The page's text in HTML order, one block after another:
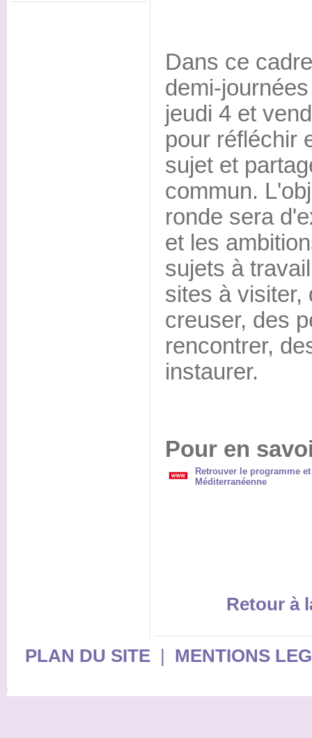
Dans ce
demi-
jeudi 4 et
pour réfléchir
sujet et
commun.
ronde sera
et les
sujets à
sites à visiter,
creuser, des
rencontrer,
instaurer.
Pour en
Retrouver le programme
Méditerranéenne
Retour à
PLAN DU SITE| MENTIONS